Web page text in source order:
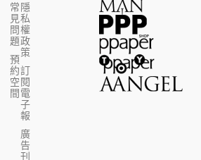
常
見
問
題
預
約
空
間
隱
私
權
政
策
訂
閱
電
子
報
廣
告
刊